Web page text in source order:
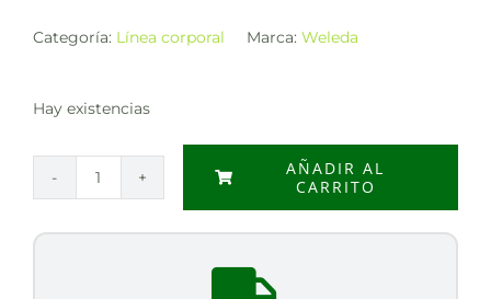
Categoría: Línea corporal Marca: Weleda
Hay existencias
GEL
REFRESCANTE
AÑADIR AL
CARRITO